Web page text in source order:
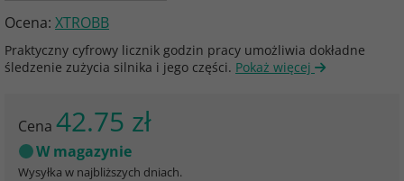
Ocena: XTROBB
Praktyczny cyfrowy licznik godzin pracy umożliwia dokładne
śledzenie zużycia silnika i jego części. Pokaż więcej
Cena 42.75 zł
W magazynie
Wysyłka w najbliższych dniach.